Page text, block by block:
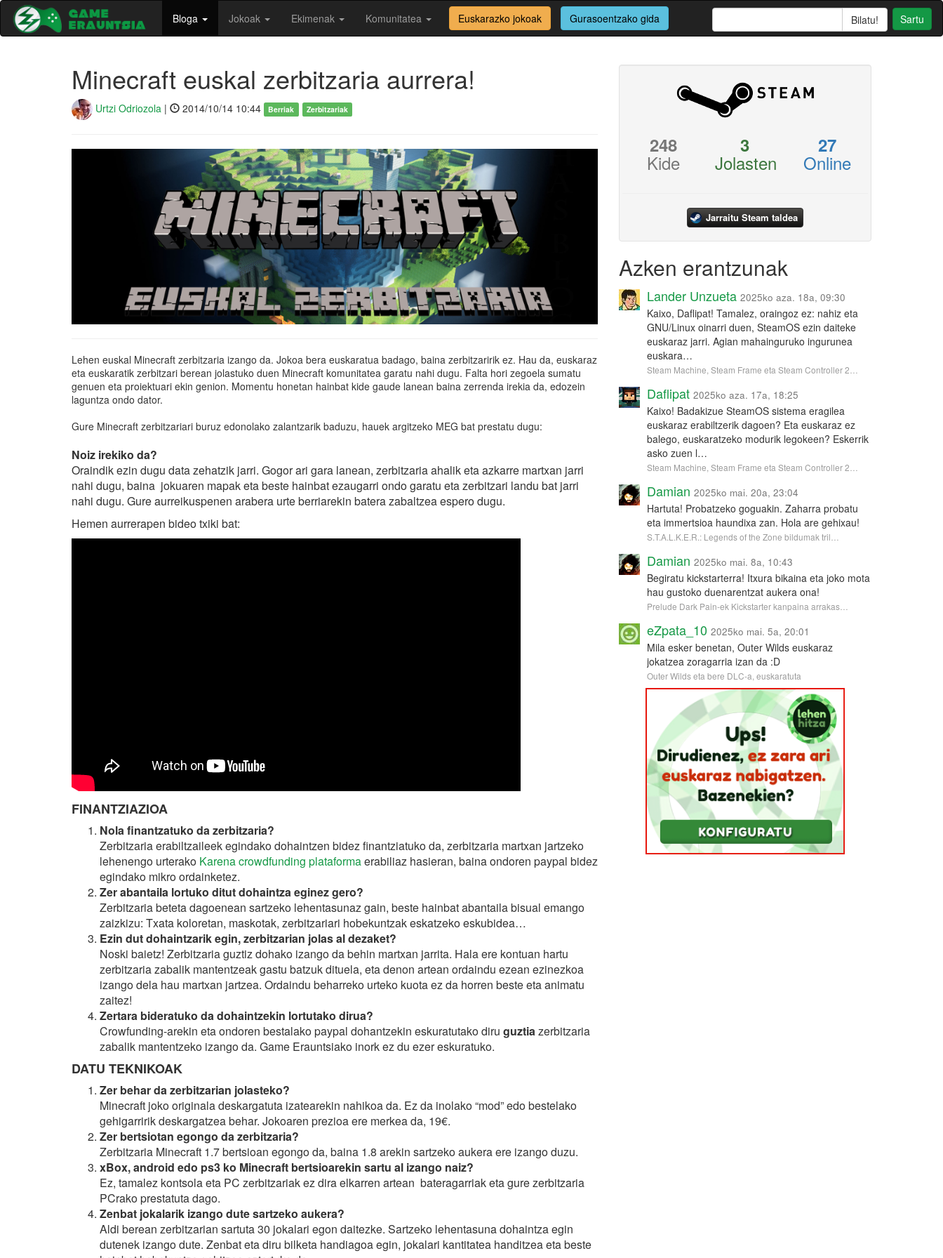
Bloga Jokoak Ekimenak Komunitatea Euskarazko jokoak Gurasoentzako gida Sartu
Minecraft euskal zerbitzaria aurrera!
Urtzi Odriozola | 2014/10/14 10:44 Berriak Zerbitzariak
Lehen euskal Minecraft zerbitzaria izango da. Jokoa bera euskaratua badago, baina zerbitzaririk ez. Hau da, euskaraz
eta euskaratik zerbitzari berean jolastuko duen Minecraft komunitatea garatu nahi dugu. Falta hori zegoela sumatu
genuen eta proiektuari ekin genion. Momentu honetan hainbat kide gaude lanean baina zerrenda irekia da, edozein
laguntza ondo dator.
Gure Minecraft zerbitzariari buruz edonolako zalantzarik baduzu, hauek argitzeko MEG bat prestatu dugu:
Noiz irekiko da?
Oraindik ezin dugu data zehatzik jarri. Gogor ari gara lanean, zerbitzaria ahalik eta azkarre martxan jarri
nahi dugu, baina jokuaren mapak eta beste hainbat ezaugarri ondo garatu eta zerbitzari landu bat jarri
nahi dugu. Gure aurreikuspenen arabera urte berriarekin batera zabaltzea espero dugu.
Hemen aurrerapen bideo txiki bat:
FINANTZIAZIOA
Nola finantzatuko da zerbitzaria?
Zerbitzaria erabiltzaileek egindako dohaintzen bidez finantziatuko da, zerbitzaria martxan jartzeko
lehenengo urterako Karena crowdfunding plataformaerabiliaz hasieran, baina ondoren paypal bidez
egindako mikro ordainketez.
Zer abantaila lortuko ditut dohaintza eginez gero?
Zerbitzaria beteta dagoenean sartzeko lehentasunaz gain, beste hainbat abantaila bisual emango
zaizkizu: Txata koloretan, maskotak, zerbitzariari hobekuntzak eskatzeko eskubidea…
Ezin dut dohaintzarik egin, zerbitzarian jolas al dezaket?
Noski baietz! Zerbitzaria guztiz dohako izango da behin martxan jarrita. Hala ere kontuan hartu
zerbitzaria zabalik mantentzeak gastu batzuk dituela, eta denon artean ordaindu ezean ezinezkoa
izango dela hau martxan jartzea. Ordaindu beharreko urteko kuota ez da horren beste eta animatu
zaitez!
Zertara bideratuko da dohaintzekin lortutako dirua?
Crowfunding-arekin eta ondoren bestalako paypal dohantzekin eskuratutako diru guztiazerbitzaria
zabalik mantentzeko izango da. Game Erauntsiako inork ez du ezer eskuratuko.
DATU TEKNIKOAK
Zer behar da zerbitzarian jolasteko?
Minecraft joko originala deskargatuta izatearekin nahikoa da. Ez da inolako “mod” edo bestelako
gehigarririk deskargatzea behar. Jokoaren prezioa ere merkea da, 19€.
Zer bertsiotan egongo da zerbitzaria?
Zerbitzaria Minecraft 1.7 bertsioan egongo da, baina 1.8 arekin sartzeko aukera ere izango duzu.
xBox, android edo ps3 ko Minecraft bertsioarekin sartu al izango naiz?
Ez, tamalez kontsola eta PC zerbitzariak ez dira elkarren artean bateragarriak eta gure zerbitzaria
PCrako prestatuta dago.
Zenbat jokalarik izango dute sartzeko aukera?
Aldi berean zerbitzarian sartuta 30 jokalari egon daitezke. Sartzeko lehentasuna dohaintza egin
dutenek izango dute. Zenbat eta diru bilketa handiagoa egin, jokalari kantitatea handitzea eta beste
248
Kide
3
Jolasten
27
Online
Jarraitu Steam taldea
Azken erantzunak
Lander Unzueta 2025ko aza. 18a, 09:30
Kaixo, Daflipat! Tamalez, oraingoz ez: nahiz eta
GNU/Linux oinarri duen, SteamOS ezin daiteke
euskaraz jarri. Agian mahainguruko ingurunea
euskara…
Steam Machine, Steam Frame eta Steam Controller 2…
Daflipat 2025ko aza. 17a, 18:25
Kaixo! Badakizue SteamOS sistema eragilea
euskaraz erabiltzerik dagoen? Eta euskaraz ez
balego, euskaratzeko modurik legokeen? Eskerrik
asko zuen l…
Steam Machine, Steam Frame eta Steam Controller 2…
Damian 2025ko mai. 20a, 23:04
Hartuta! Probatzeko goguakin. Zaharra probatu
eta immertsioa haundixa zan. Hola are gehixau!
S.T.A.L.K.E.R.: Legends of the Zone bildumak tril…
Damian 2025ko mai. 8a, 10:43
Begiratu kickstarterra! Itxura bikaina eta joko mota
hau gustoko duenarentzat aukera ona!
Prelude Dark Pain-ek Kickstarter kanpaina arrakas…
eZpata_10 2025ko mai. 5a, 20:01
Mila esker benetan, Outer Wilds euskaraz
jokatzea zoragarria izan da :D
Outer Wilds eta bere DLC-a, euskaratuta